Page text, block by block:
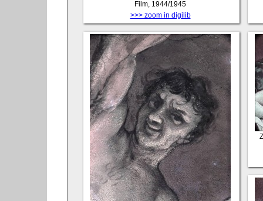
Film, 1944/1945
>>> zoom in digilib